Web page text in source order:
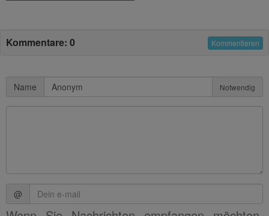
ersetzen
Kommentare: 0 Kommentieren
Name Notwendig
@